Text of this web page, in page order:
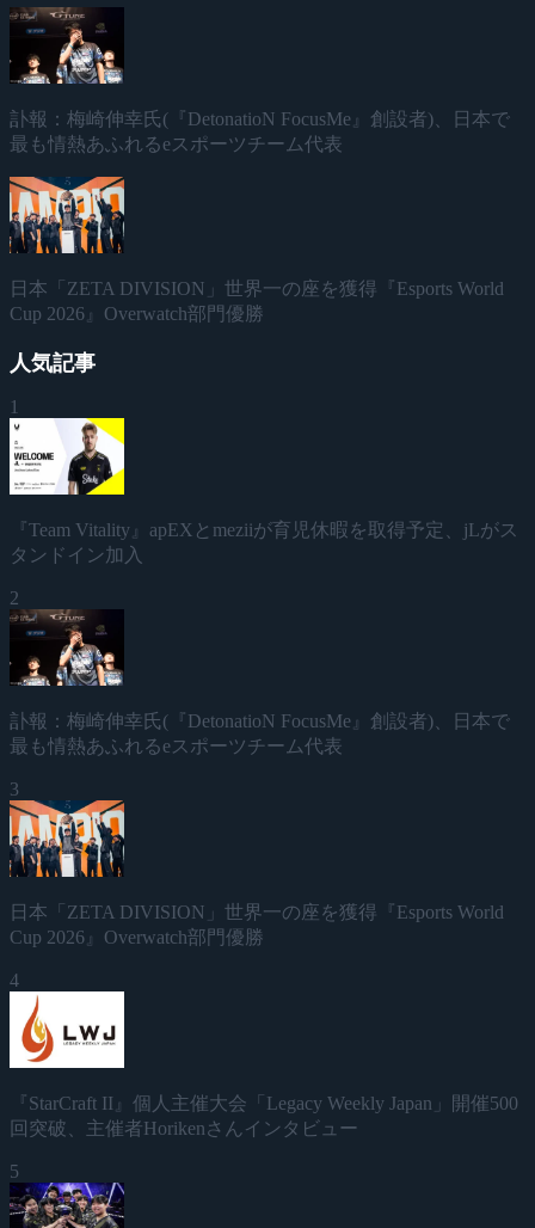
訃報：梅崎伸幸氏(『DetonatioN FocusMe』創設者)、日本で
最も情熱あふれるeスポーツチーム代表
日本「ZETA DIVISION」世界一の座を獲得『Esports World
Cup 2026』Overwatch部門優勝
人気記事
1
『Team Vitality』apEXとmeziiが育児休暇を取得予定、jLがス
タンドイン加入
2
訃報：梅崎伸幸氏(『DetonatioN FocusMe』創設者)、日本で
最も情熱あふれるeスポーツチーム代表
3
日本「ZETA DIVISION」世界一の座を獲得『Esports World
Cup 2026』Overwatch部門優勝
4
『StarCraft II』個人主催大会「Legacy Weekly Japan」開催500
回突破、主催者Horikenさんインタビュー
5